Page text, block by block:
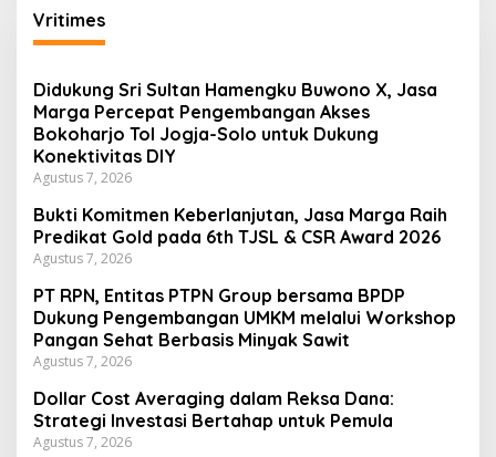
Vritimes
Didukung Sri Sultan Hamengku Buwono X, Jasa
Marga Percepat Pengembangan Akses
Bokoharjo Tol Jogja-Solo untuk Dukung
Konektivitas DIY
Agustus 7, 2026
Bukti Komitmen Keberlanjutan, Jasa Marga Raih
Predikat Gold pada 6th TJSL & CSR Award 2026
Agustus 7, 2026
PT RPN, Entitas PTPN Group bersama BPDP
Dukung Pengembangan UMKM melalui Workshop
Pangan Sehat Berbasis Minyak Sawit
Agustus 7, 2026
Dollar Cost Averaging dalam Reksa Dana:
Strategi Investasi Bertahap untuk Pemula
Agustus 7, 2026